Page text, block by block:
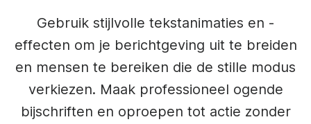
Gebruik stijlvolle tekstanimaties en -
effecten om je berichtgeving uit te breiden
en mensen te bereiken die de stille modus
verkiezen. Maak professioneel ogende
bijschriften en oproepen tot actie zonder